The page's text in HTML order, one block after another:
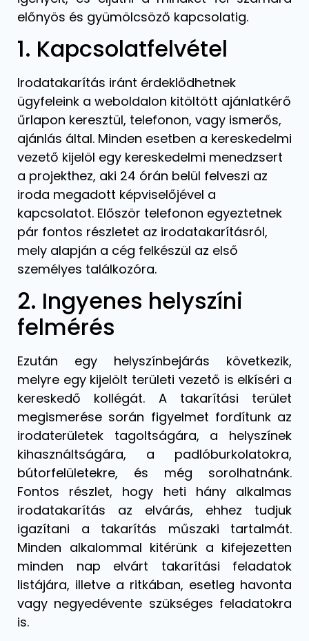
előnyös és gyümölcsöző kapcsolatig.
1. Kapcsolatfelvétel
Irodatakarítás iránt érdeklődhetnek
ügyfeleink a weboldalon kitöltött ajánlatkérő
űrlapon keresztül, telefonon, vagy ismerős,
ajánlás által. Minden esetben a kereskedelmi
vezető kijelöl egy kereskedelmi menedzsert
a projekthez, aki 24 órán belül felveszi az
iroda megadott képviselőjével a
kapcsolatot. Először telefonon egyeztetnek
pár fontos részletet az irodatakarításról,
mely alapján a cég felkészül az első
személyes találkozóra.
2. Ingyenes helyszíni
felmérés
Ezután egy helyszínbejárás következik,
melyre egy kijelölt területi vezető is elkíséri a
kereskedő kollégát. A takarítási terület
megismerése során figyelmet fordítunk az
irodaterületek tagoltságára, a helyszínek
kihasználtságára, a padlóburkolatokra,
bútorfelületekre, és még sorolhatnánk.
Fontos részlet, hogy heti hány alkalmas
irodatakarítás az elvárás, ehhez tudjuk
igazítani a takarítás műszaki tartalmát.
Minden alkalommal kitérünk a kifejezetten
minden nap elvárt takarítási feladatok
listájára, illetve a ritkában, esetleg havonta
vagy negyedévente szükséges feladatokra
is.